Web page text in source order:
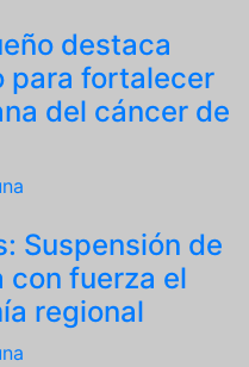
destaca
para fortalecer
del cáncer de
Suspensión de
con fuerza el
regional